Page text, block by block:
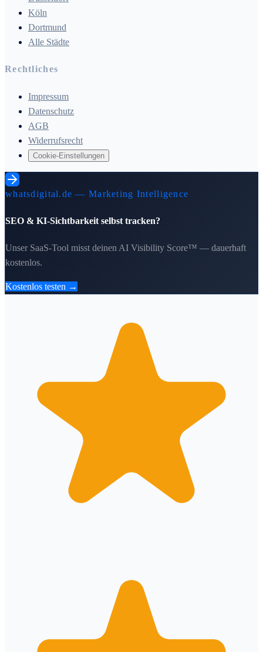
Köln
Dortmund
Alle Städte
Rechtliches
Impressum
Datenschutz
AGB
Widerrufsrecht
Cookie-Einstellungen
whatsdigital.de — Marketing Intelligence
SEO & KI-Sichtbarkeit selbst tracken?
Unser SaaS-Tool misst deinen AI Visibility Score™ — dauerhaft
kostenlos.
Kostenlos testen →